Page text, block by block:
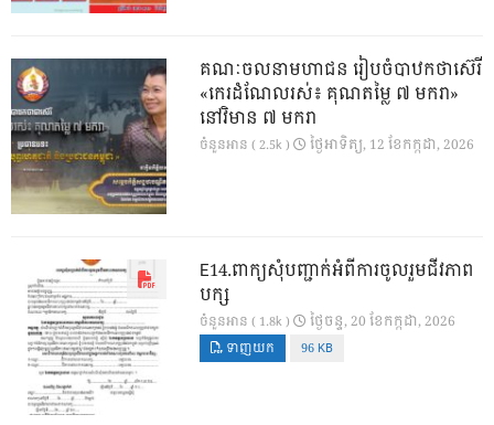
គណៈចលនាមហាជន រៀបចំបាឋកថាស៊េរី
«កេរដំណែលរស់៖ គុណតម្លៃ ៧ មករា»
នៅវិមាន ៧ មករា
ចំនួនអាន ( 2.5k ) ថ្ងៃ​អាទិត្យ, 12 ខែ​កក្កដា, 2026
E14.ពាក្យសុំបញ្ជាក់អំពីការចូលរួមជីវភាព
បក្ស
ចំនួនអាន ( 1.8k ) ថ្ងៃ​ចន្ទ, 20 ខែ​កក្កដា, 2026
ទាញយក 96 KB